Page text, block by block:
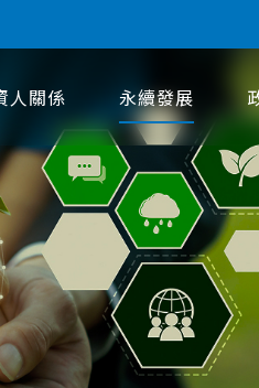
人關係 永續發展